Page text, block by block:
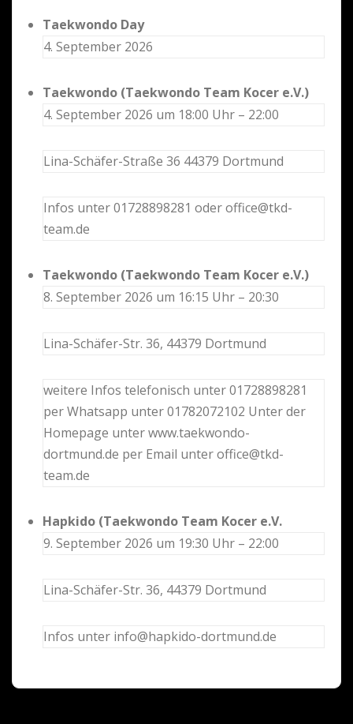
Taekwondo Day
4. September 2026
Taekwondo (Taekwondo Team Kocer e.V.)
4. September 2026 um 18:00 Uhr – 22:00
Lina-Schäfer-Straße 36 44379 Dortmund
Infos unter 01728898281 oder office@tkd-
team.de
Taekwondo (Taekwondo Team Kocer e.V.)
8. September 2026 um 16:15 Uhr – 20:30
Lina-Schäfer-Str. 36, 44379 Dortmund
weitere Infos telefonisch unter 01728898281
per Whatsapp unter 01782072102 Unter der
Homepage unter www.taekwondo-
dortmund.de per Email unter office@tkd-
team.de
Hapkido (Taekwondo Team Kocer e.V.
9. September 2026 um 19:30 Uhr – 22:00
Lina-Schäfer-Str. 36, 44379 Dortmund
Infos unter info@hapkido-dortmund.de